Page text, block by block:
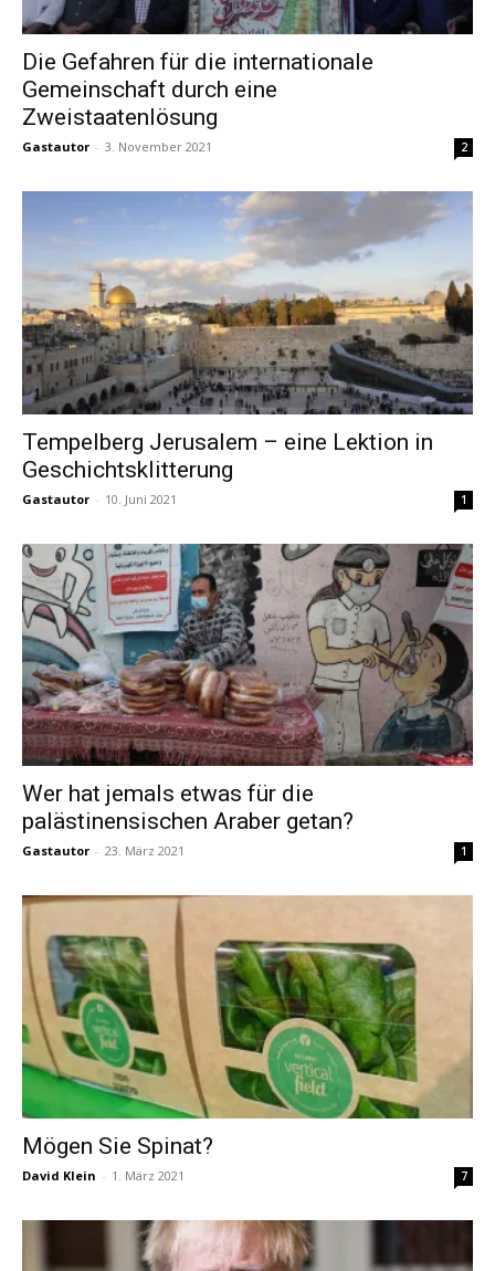
Die Gefahren für die internationale
Gemeinschaft durch eine
Zweistaatenlösung
Gastautor - 3. November 2021 2
Tempelberg Jerusalem – eine Lektion in
Geschichtsklitterung
Gastautor - 10. Juni 2021 1
Wer hat jemals etwas für die
palästinensischen Araber getan?
Gastautor - 23. März 2021 1
Mögen Sie Spinat?
David Klein - 1. März 2021 7